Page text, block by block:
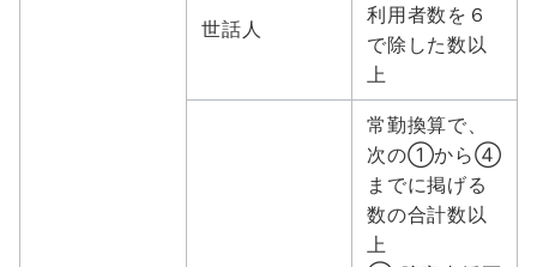
世話人
利用者数を６
で除した数以
上
常勤換算で、
次の①から④
までに掲げる
数の合計数以
上